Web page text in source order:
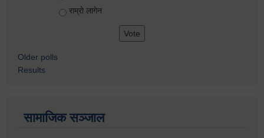
राम्रो लागेन
Older polls
Results
सामाजिक सञ्जाल